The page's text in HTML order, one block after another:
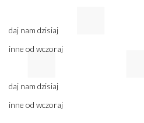
daj nam dzisiaj
inne od wczoraj
daj nam dzisiaj
inne od wczoraj